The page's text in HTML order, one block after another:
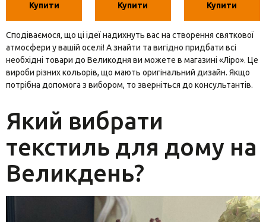
Купити Купити Купити
Сподіваємося, що ці ідеї надихнуть вас на створення святкової
атмосфери у вашій оселі! А знайти та вигідно придбати всі
необхідні товари до Великодня ви можете в магазині «Ліро». Це
вироби різних кольорів, що мають оригінальний дизайн. Якщо
потрібна допомога з вибором, то зверніться до консультантів.
Який вибрати
текстиль для дому на
Великдень?